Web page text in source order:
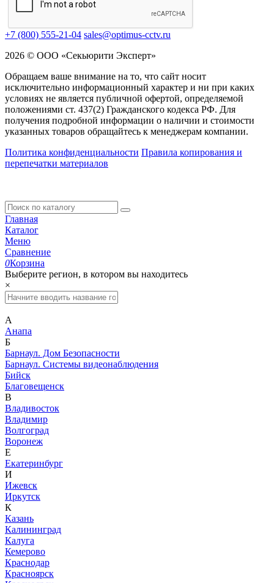
+7 (800) 555-21-04 sales@optimus-cctv.ru
2026 © ООО «Секьюрити Эксперт»
Обращаем ваше внимание на то, что сайт носит
исключительно информационный характер и ни при каких
условиях не является публичной офертой, определяемой
положениями ст. 437(2) Гражданского кодекса РФ. Для
получения подробной информации о наличии и стоимости
указанных товаров обращайтесь к менеджерам компании.
Политика конфиденциальности Правила копирования и
перепечатки материалов
Главная
Каталог
Меню
Сравнение
0Корзина
Выберите регион, в котором вы находитесь
×
А
Анапа
Б
Барнаул. Дом Безопасности
Барнаул. Системы видеонаблюдения
Бийск
Благовещенск
В
Владивосток
Владимир
Волгоград
Воронеж
Е
Екатеринбург
И
Ижевск
Иркутск
К
Казань
Калининград
Калуга
Кемерово
Краснодар
Красноярск